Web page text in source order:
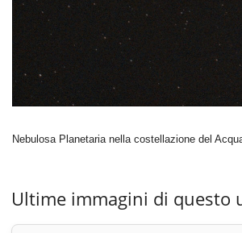
Nebulosa Planetaria nella costellazione del
Ultime immagini di questo